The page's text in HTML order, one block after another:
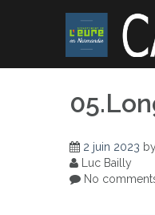
2 juin 2023 by
Luc Bailly
No